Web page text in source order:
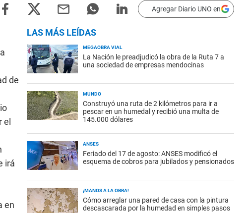
Agregar Diario UNO en
de
irá
en
LAS MÁS LEÍDAS
MEGAOBRA VIAL
La Nación le preadjudicó la obra de la Ruta 7 a
una sociedad de empresas mendocinas
MUNDO
Construyó una ruta de 2 kilómetros para ir a
pescar en un humedal y recibió una multa de
145.000 dólares
ANSES
Feriado del 17 de agosto: ANSES modificó el
esquema de cobros para jubilados y pensionados
¡MANOS A LA OBRA!
Cómo arreglar una pared de casa con la pintura
descascarada por la humedad en simples pasos